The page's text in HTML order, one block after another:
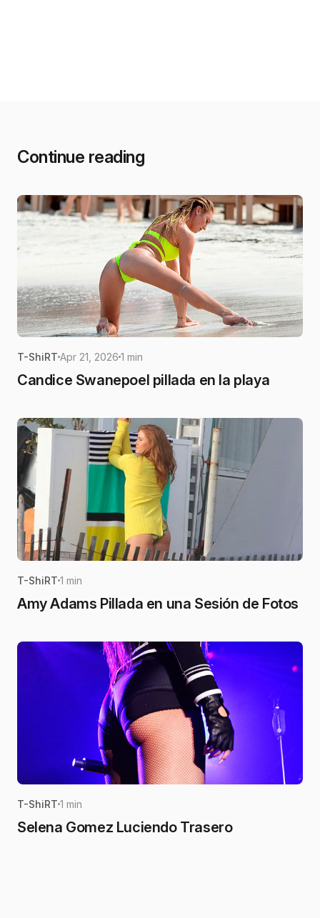
Continue reading
T-ShiRT Apr 21, 2026 1 min
Candice Swanepoel pillada en la playa
T-ShiRT 1 min
Amy Adams Pillada en una Sesión de Fotos
T-ShiRT 1 min
Selena Gomez Luciendo Trasero